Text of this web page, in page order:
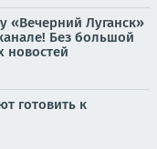
Луганск»
Без большой
новостей
готовить к